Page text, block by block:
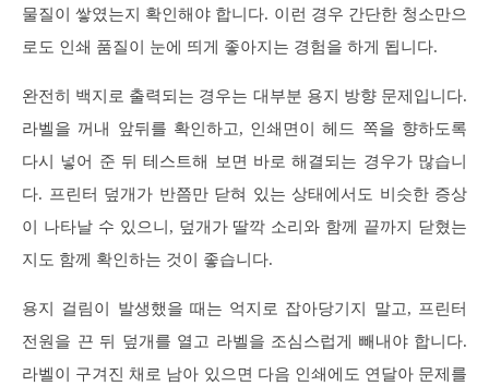
물질이 쌓였는지 확인해야 합니다. 이런 경우 간단한 청소만으
로도 인쇄 품질이 눈에 띄게 좋아지는 경험을 하게 됩니다.
완전히 백지로 출력되는 경우는 대부분 용지 방향 문제입니다.
라벨을 꺼내 앞뒤를 확인하고, 인쇄면이 헤드 쪽을 향하도록
다시 넣어 준 뒤 테스트해 보면 바로 해결되는 경우가 많습니
다. 프린터 덮개가 반쯤만 닫혀 있는 상태에서도 비슷한 증상
이 나타날 수 있으니, 덮개가 딸깍 소리와 함께 끝까지 닫혔는
지도 함께 확인하는 것이 좋습니다.
용지 걸림이 발생했을 때는 억지로 잡아당기지 말고, 프린터
전원을 끈 뒤 덮개를 열고 라벨을 조심스럽게 빼내야 합니다.
라벨이 구겨진 채로 남아 있으면 다음 인쇄에도 연달아 문제를